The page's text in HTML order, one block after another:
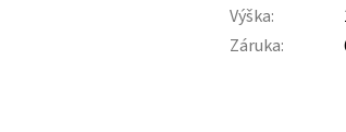
Výška:
Záruka: